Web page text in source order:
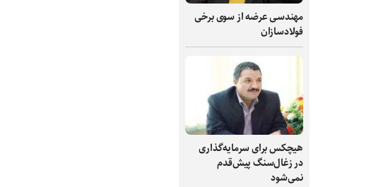
مهندسی عرضه از سوی برخی
فولادسازان
هیچکس برای سرمایه‌گذاری
در زغال‌سنگ پیش‌قدم
نمی‌شود